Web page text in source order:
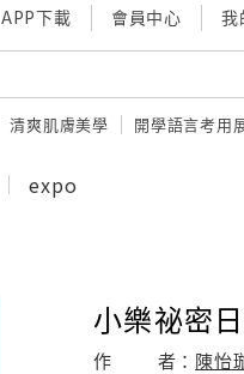
APP下載 會員中心 我
清爽肌膚美學 開學語言考用
expo
小樂祕密
作 者： 陳怡